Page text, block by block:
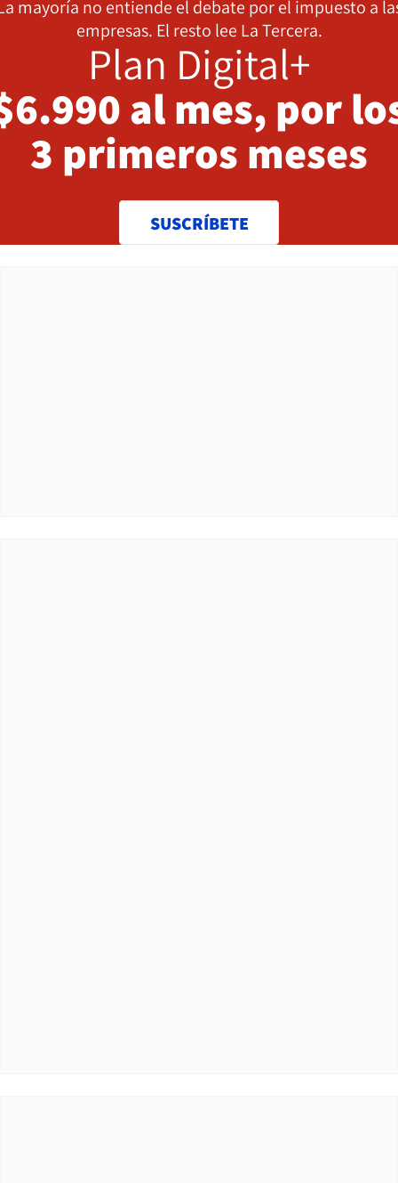
mayoría no entiende el debate por el impuesto a
empresas. El resto lee La Tercera.
Plan Digital+
al mes, por
3 primeros meses
SUSCRÍBETE